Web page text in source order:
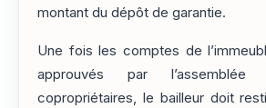
montant du dépôt de garantie.
Une fois les comptes de
approuvés par l’assemblée
copropriétaires, le bailleur doit